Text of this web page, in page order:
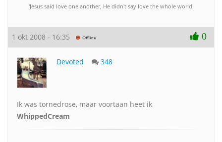
'Jesus said love one another, He didn't say love the whole world.
1 okt 2008 - 16:35 0
Devoted 348
Ik was tornedrose, maar voortaan heet ik
WhippedCream